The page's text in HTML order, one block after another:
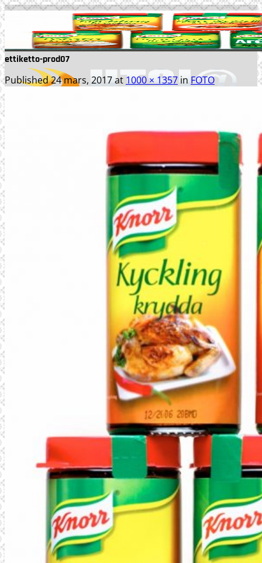
Skip
to
content
WEBBPRODUKTION
TEXTPRODUKTION
ettiketto-prod07
Published24 mars, 2017at 1000 × 1357inFOTO